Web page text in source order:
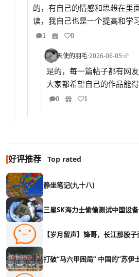
的，有自己的情感和思想在里
读，我自己也是一个提高和学
1 0
天使的羽毛·2026-06-05·
是的，每一篇帖子都有网
大家都希望自己的作品能
0 1
好评推荐 Top rated
静坐笔记(九十八)
三星SK海力士偷偷测试中国设
【岁月留声】锋哥，长江那股子
打破“马六甲困局” 中国的“苏伊